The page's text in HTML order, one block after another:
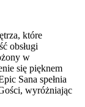
które
obsługi
w
się pięknem
Sana spełnia
wyróżniając